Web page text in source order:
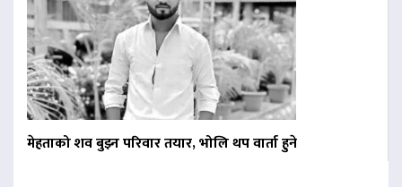
मेहताको शव बुझ्न परिवार तयार, भोलि थप वार्ता हुने